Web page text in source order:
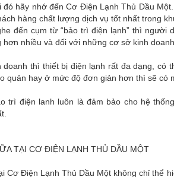
đó hãy nhớ đến Cơ Điện Lạnh Thủ Dầu
hàng chất lượng dịch vụ tốt nhất trong
đến cụm từ “bảo trì điện lạnh” thì
hơn nhiều và đối với những cơ sở kinh
thì thiết bị điện lạnh rất đa dạng, có
quản hay ở mức độ đơn giản hơn thì sẽ có
trì điện lanh luôn là đảm bảo cho hệ
TẠI CƠ ĐIỆN LẠNH THỦ DẦU MỘT
Cơ Điện Lạnh Thủ Dầu Một không chỉ thể